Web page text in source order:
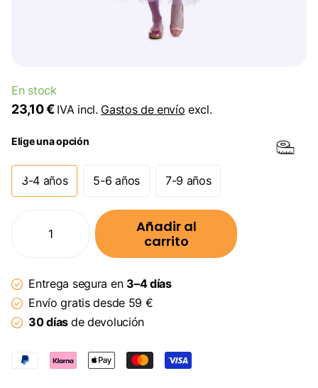
En stock
23,10 € IVA incl. Gastos de envío excl.
Elige una opción
3-4 años 5-6 años 7-9 años
Añadir al
carrito
Entrega segura en 3–4 días
Envío gratis desde 59 €
30 días de devolución